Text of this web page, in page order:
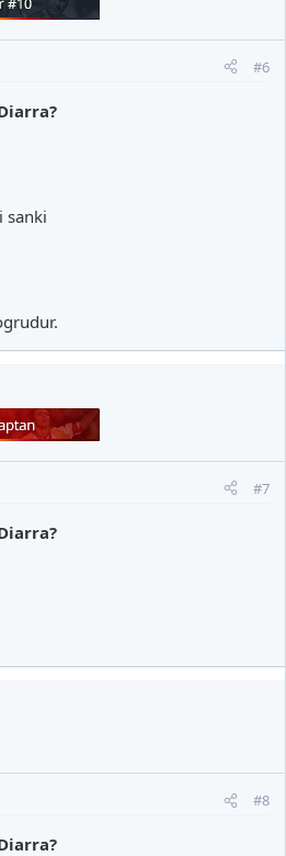
#6
sanki
#7
#8